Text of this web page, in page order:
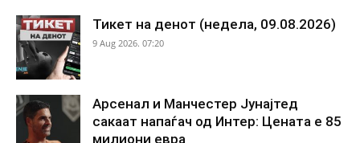
Тикет на денот (недела, 09.08.2026)
9 Aug 2026. 07:20
Арсенал и Манчестер Јунајтед
сакаат напаѓач од Интер: Цената е 85
милиони евра